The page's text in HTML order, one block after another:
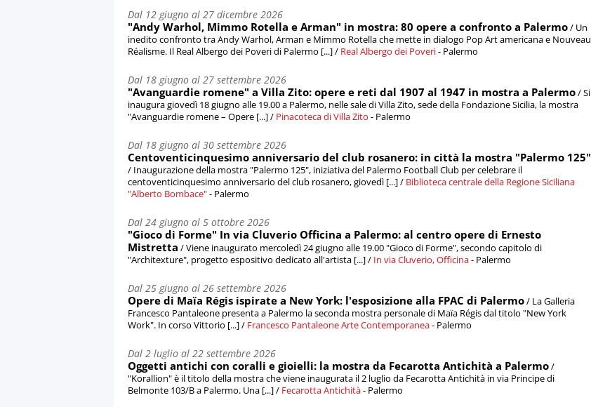
Dal 12 giugno al 27 dicembre 2026
"Andy Warhol, Mimmo Rotella e Arman" in mostra: 80 opere a confronto a Palermo/ Un
inedito confronto tra Andy Warhol, Arman e Mimmo Rotella che mette in dialogo Pop Art americana e Nouveau
Réalisme. Il Real Albergo dei Poveri di Palermo [...] / Real Albergo dei Poveri- Palermo
Dal 18 giugno al 27 settembre 2026
"Avanguardie romene" a Villa Zito: opere e reti dal 1907 al 1947 in mostra a Palermo/ Si
inaugura giovedì 18 giugno alle 19.00 a Palermo, nelle sale di Villa Zito, sede della Fondazione Sicilia, la mostra
"Avanguardie romene – Opere [...] / Pinacoteca di Villa Zito - Palermo
Dal 18 giugno al 30 settembre 2026
Centoventicinquesimo anniversario del club rosanero: in città la mostra "Palermo 125"
/ Inaugurazione della mostra "Palermo 125", iniziativa del Palermo Football Club per celebrare il
centoventicinquesimo anniversario del club rosanero, giovedì [...] / Biblioteca centrale della Regione Siciliana
"Alberto Bombace"- Palermo
Dal 24 giugno al 5 ottobre 2026
"Gioco di Forme" In via Cluverio Officina a Palermo: al centro opere di Ernesto
Mistretta / Viene inaugurato mercoledì 24 giugno alle 19.00 "Gioco di Forme", secondo capitolo di
"Architexture", progetto espositivo dedicato all'artista [...] / In via Cluverio, Officina- Palermo
Dal 25 giugno al 26 settembre 2026
Opere di Maïa Régis ispirate a New York: l'esposizione alla FPAC di Palermo/ La Galleria
Francesco Pantaleone presenta a Palermo la seconda mostra personale di Maïa Régis dal titolo "New York
Work". In corso Vittorio [...] / Francesco Pantaleone Arte Contemporanea- Palermo
Dal 2 luglio al 22 settembre 2026
Oggetti antichi con coralli e gioielli: la mostra da Fecarotta Antichità a Palermo/
"Korallion" è il titolo della mostra che viene inaugurata il 2 luglio da Fecarotta Antichità in via Principe di
Belmonte 103/B a Palermo. Una [...] / Fecarotta Antichità- Palermo